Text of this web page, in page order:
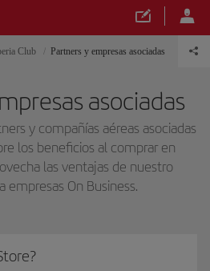
Club Partners y empresas asociadas
asociadas
y compañías aéreas asociadas
los beneficios al comprar en
las ventajas de nuestro
empresas On Business.